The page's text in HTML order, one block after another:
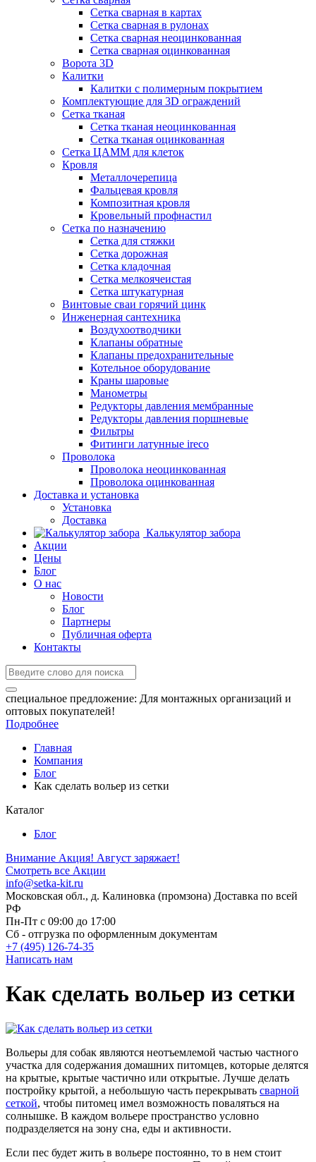
Сетка сварная в картах
Сетка сварная в рулонах
Сетка сварная неоцинкованная
Сетка сварная оцинкованная
Ворота 3D
Калитки
Калитки с полимерным покрытием
Комплектующие для 3D ограждений
Сетка тканая
Сетка тканая неоцинкованная
Сетка тканая оцинкованная
Сетка ЦАММ для клеток
Кровля
Металлочерепица
Фальцевая кровля
Композитная кровля
Кровельный профнастил
Сетка по назначению
Сетка для стяжки
Сетка дорожная
Сетка кладочная
Сетка мелкоячеистая
Сетка штукатурная
Винтовые сваи горячий цинк
Инженерная сантехника
Воздухоотводчики
Клапаны обратные
Клапаны предохранительные
Котельное оборудование
Краны шаровые
Манометры
Редукторы давления мембранные
Редукторы давления поршневые
Фильтры
Фитинги латунные ireco
Проволока
Проволока неоцинкованная
Проволока оцинкованная
Доставка и установка
Установка
Доставка
Калькулятор забора
Акции
Цены
Блог
О нас
Новости
Блог
Партнеры
Публичная оферта
Контакты
специальное предложение: Для монтажных организаций и
оптовых покупателей!
Подробнее
Главная
Компания
Блог
Как сделать вольер из сетки
Каталог
Блог
Внимание Акция! Август заряжает!
Смотреть все Акции
info@setka-kit.ru
Московская обл., д. Калиновка (промзона) Доставка по всей
РФ
Пн-Пт с 09:00 до 17:00
Сб - отгрузка по оформленным документам
+7 (495) 126-74-35
Написать нам
Как сделать вольер из сетки
Вольеры для собак являются неотъемлемой частью частного
участка для содержания домашних питомцев, которые делятся
на крытые, крытые частично или открытые. Лучше делать
постройку крытой, а небольшую часть перекрывать сварной
сеткой, чтобы питомец имел возможность поваляться на
солнышке. В каждом вольере пространство условно
подразделяется на зону сна, еды и активности.
Если пес будет жить в вольере постоянно, то в нем стоит